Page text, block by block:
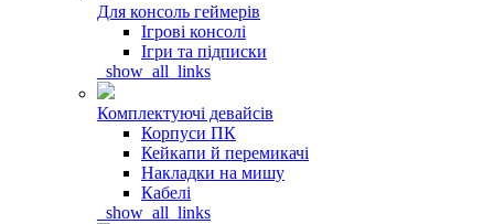
Для консоль геймерів
Ігрові консолі
Ігри та підписки
_show_all_links
Комплектуючі девайсів
Корпуси ПК
Кейкапи й перемикачі
Накладки на мишу
Кабелі
_show_all_links